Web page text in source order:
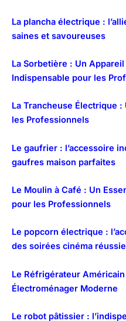
La plancha électrique :
saines et savoureuses
La Sorbetière : Un
Indispensable pour les
La Trancheuse Électrique
les Professionnels
Le gaufrier : l’accessoire
gaufres maison parfaites
Le Moulin à Café : Un
pour les Professionnels
Le popcorn électrique :
des soirées cinéma
Le Réfrigérateur
Électroménager Moderne
Le robot pâtissier :